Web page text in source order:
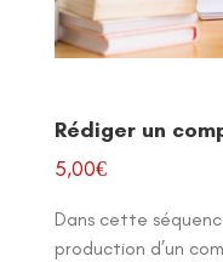
Rédiger un
5,00€
Dans cette
production d’un